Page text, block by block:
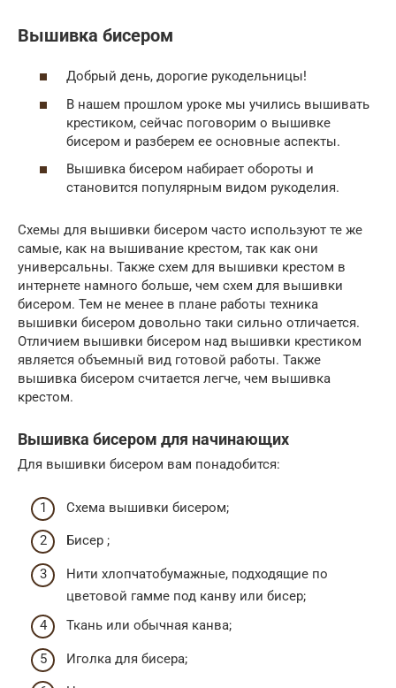
Вышивка бисером
Добрый день, дорогие рукодельницы!
В нашем прошлом уроке мы учились вышивать
крестиком, сейчас поговорим о вышивке
бисером и разберем ее основные аспекты.
Вышивка бисером набирает обороты и
становится популярным видом рукоделия.
Схемы для вышивки бисером часто используют те же
самые, как на вышивание крестом, так как они
универсальны. Также схем для вышивки крестом в
интернете намного больше, чем схем для вышивки
бисером. Тем не менее в плане работы техника
вышивки бисером довольно таки сильно отличается.
Отличием вышивки бисером над вышивки крестиком
является объемный вид готовой работы. Также
вышивка бисером считается легче, чем вышивка
крестом.
Вышивка бисером для начинающих
Для вышивки бисером вам понадобится:
Схема вышивки бисером;
Бисер ;
Нити хлопчатобумажные, подходящие по
цветовой гамме под канву или бисер;
Ткань или обычная канва;
Иголка для бисера;